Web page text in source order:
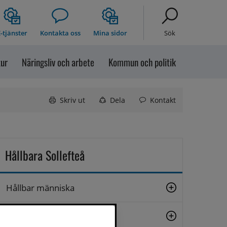
tjänster Kontakta oss Mina sidor Sök
Näringsliv och arbete Kommun och politik
Skriv ut Dela Kontakt
Hållbara Sollefteå
Hållbar människa